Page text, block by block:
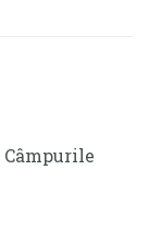
Câmpurile